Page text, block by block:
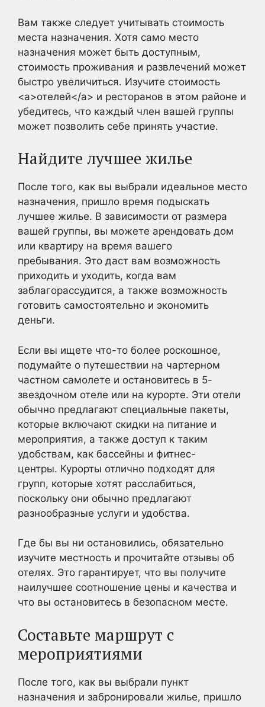
Вам также следует учитывать стоимость
места назначения. Хотя само место
назначения может быть доступным,
стоимость проживания и развлечений может
быстро увеличиться. Изучите стоимость
<a>отелей</a> и ресторанов в этом районе и
убедитесь, что каждый член вашей группы
может позволить себе принять участие.
Найдите лучшее жилье
После того, как вы выбрали идеальное место
назначения, пришло время подыскать
лучшее жилье. В зависимости от размера
вашей группы, вы можете арендовать дом
или квартиру на время вашего
пребывания. Это даст вам возможность
приходить и уходить, когда вам
заблагорассудится, а также возможность
готовить самостоятельно и экономить
деньги.
Если вы ищете что-то более роскошное,
подумайте о путешествии на чартерном
частном самолете и остановитесь в 5-
звездочном отеле или на курорте. Эти отели
обычно предлагают специальные пакеты,
которые включают скидки на питание и
мероприятия, а также доступ к таким
удобствам, как бассейны и фитнес-
центры. Курорты отлично подходят для
групп, которые хотят расслабиться,
поскольку они обычно предлагают
разнообразные услуги и удобства.
Где бы вы ни остановились, обязательно
изучите местность и прочитайте отзывы об
отелях. Это гарантирует, что вы получите
наилучшее соотношение цены и качества и
что вы остановитесь в безопасном месте.
Составьте маршрут с
мероприятиями
После того, как вы выбрали пункт
назначения и забронировали жилье, пришло